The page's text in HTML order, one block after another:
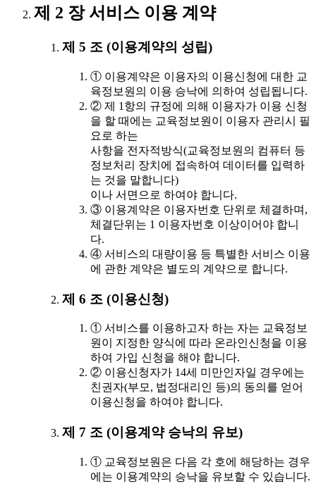
제 2 장 서비스 이용 계약
제 5 조 (이용계약의 성립)
① 이용계약은 이용자의 이용신청에 대한 교
육정보원의 이용 승낙에 의하여 성립됩니다.
② 제 1항의 규정에 의해 이용자가 이용 신청
을 할 때에는 교육정보원이 이용자 관리시 필
요로 하는
사항을 전자적방식(교육정보원의 컴퓨터 등
정보처리 장치에 접속하여 데이터를 입력하
는 것을 말합니다)
이나 서면으로 하여야 합니다.
③ 이용계약은 이용자번호 단위로 체결하며,
체결단위는 1 이용자번호 이상이어야 합니
다.
④ 서비스의 대량이용 등 특별한 서비스 이용
에 관한 계약은 별도의 계약으로 합니다.
제 6 조 (이용신청)
① 서비스를 이용하고자 하는 자는 교육정보
원이 지정한 양식에 따라 온라인신청을 이용
하여 가입 신청을 해야 합니다.
② 이용신청자가 14세 미만인자일 경우에는
친권자(부모, 법정대리인 등)의 동의를 얻어
이용신청을 하여야 합니다.
제 7 조 (이용계약 승낙의 유보)
① 교육정보원은 다음 각 호에 해당하는 경우
에는 이용계약의 승낙을 유보할 수 있습니다.